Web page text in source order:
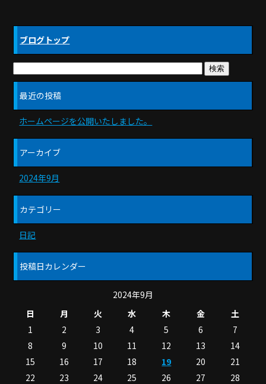
ブログトップ
最近の投稿
ホームページを公開いたしました。
アーカイブ
2024年9月
カテゴリー
日記
投稿日カレンダー
2024年9月
日
月 火 水 木 金
土
1
2 3 4 5 6
7
8
9 10 11 12 13
14
15
16 17 18 19 20
21
22
23 24 25 26 27 28